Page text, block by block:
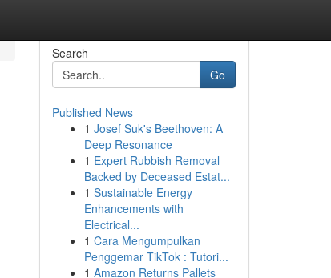
Search
Go
Published News
1 Josef Suk's Beethoven: A
Deep Resonance
1 Expert Rubbish Removal
Backed by Deceased Estat...
1 Sustainable Energy
Enhancements with
Electrical...
1 Cara Mengumpulkan
Penggemar TikTok : Tutori...
1 Amazon Returns Pallets